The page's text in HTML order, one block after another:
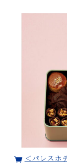
＜パレスホ